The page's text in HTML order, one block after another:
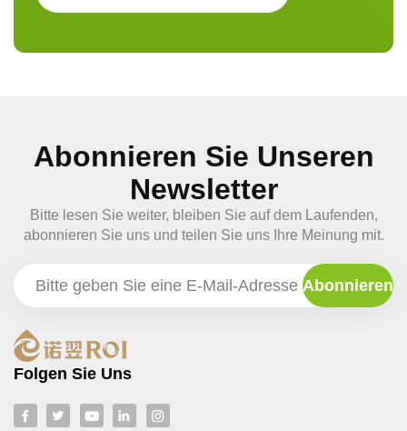
Abonnieren Sie Unseren
Newsletter
Bitte lesen Sie weiter, bleiben Sie auf dem Laufenden,
abonnieren Sie uns und teilen Sie uns Ihre Meinung mit.
Folgen Sie Uns